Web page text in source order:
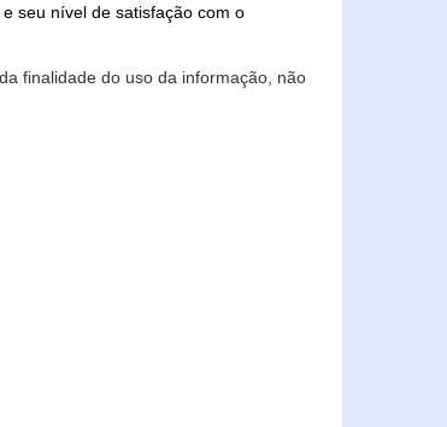
seu nível de satisfação com o
finalidade do uso da informação, não